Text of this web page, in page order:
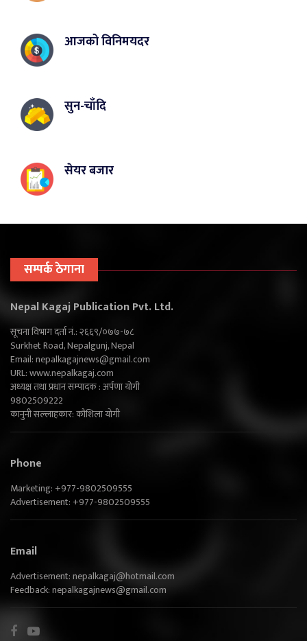
आजको विनिमयदर
सुन-चाँदि
सेयर बजार
सम्पर्क ठेगाना
Nepal Kagaj Publication Pvt. Ltd.
सूचना विभाग दर्ता नं.: २६६९/०७७-७८
Surkhet Road, Nepalgunj, Nepal
Email:nepalkagajnews@gmail.com
URL: www.nepalkagaj.com
अध्यक्ष तथा प्रधान सम्पादक : अर्पणा योगी
9802509222
कानुनी सल्लाहकार: कौशिला योगी
Phone
Marketing: +977-9802509555
Advertisement: +977-9802509555
Email
Advertisement:nepalkagaj@hotmail.com
Feedback:nepalkagajnews@gmail.com